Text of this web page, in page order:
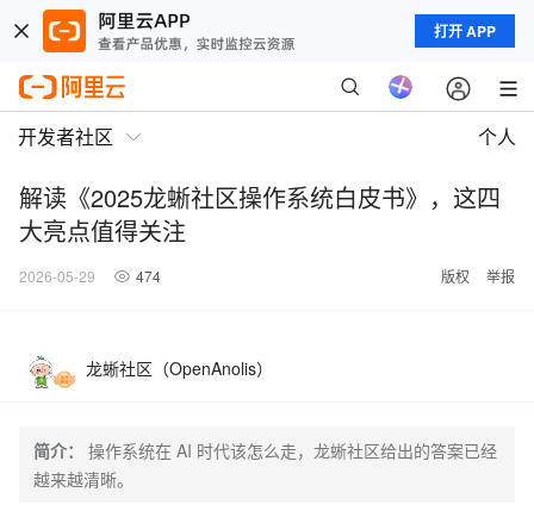
打开 APP
开发者社区 个人
解读《2025龙蜥社区操作系统白皮书》，这四
大亮点值得关注
2026-05-29 474 版权 举报
龙蜥社区（OpenAnolis）
简介：
操作系统在 AI 时代该怎么走，龙蜥社区给出的答案已经
越来越清晰。